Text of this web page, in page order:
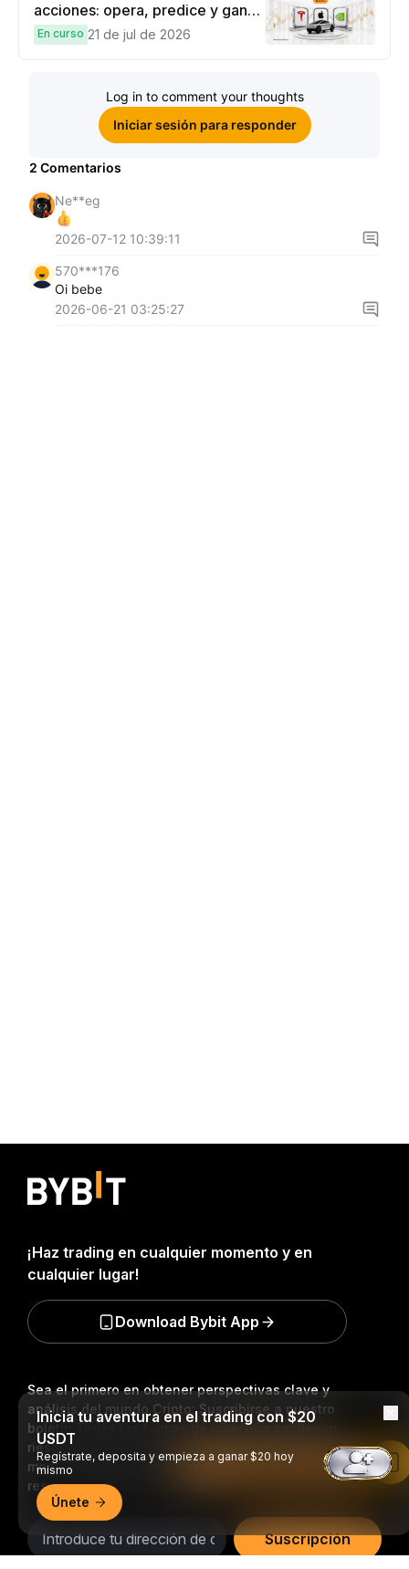
acciones: opera, predice y gana
una Cybertruck.
En curso 21 de jul de 2026
Log in to comment your thoughts
Iniciar sesión para responder
2 Comentarios
Ne**eg
2026-07-12 10:39:11
570***176
Oi bebe
2026-06-21 03:25:27
Sea el primero en obtener perspectivas clave y
análisis del mundo Cripto: Suscribirse a nuestro
boletín.
Todas las formas de inversión conllevan
riesgos, incluido el riesgo de perder la totalidad del
monto invertido. Es posible que dichas actividades no
resulten adecuadas para todos.
Suscripción
¡Haz trading en cualquier momento y en
cualquier lugar!
Download Bybit App
Inicia tu aventura en el trading con $20
USDT
Regístrate, deposita y empieza a ganar $20 hoy
mismo
Únete
Leer en la aplicación de Bybit